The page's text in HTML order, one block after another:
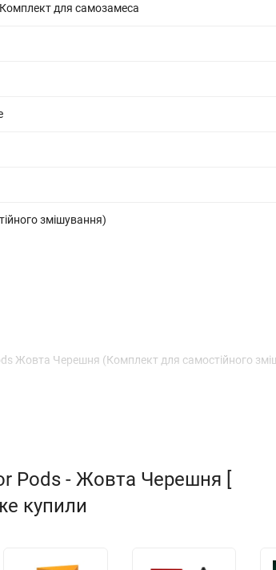
для самозамеса
змішування)
Жовта Черешня (Комплект для самостійного
Pods - Жовта Черешня [
купили